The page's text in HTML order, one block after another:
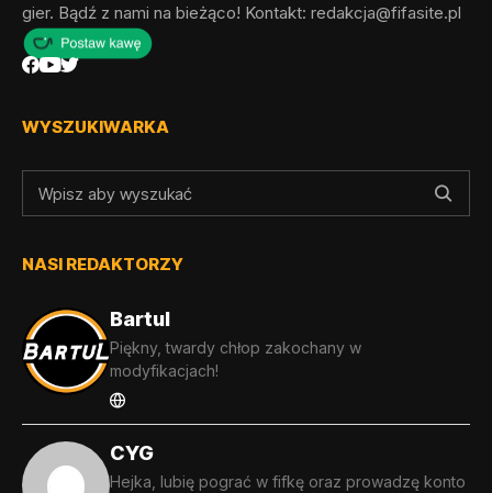
gier. Bądź z nami na bieżąco! Kontakt: redakcja@fifasite.pl
WYSZUKIWARKA
NASI REDAKTORZY
Bartul
Piękny, twardy chłop zakochany w
modyfikacjach!
CYG
Hejka, lubię pograć w fifkę oraz prowadzę konto